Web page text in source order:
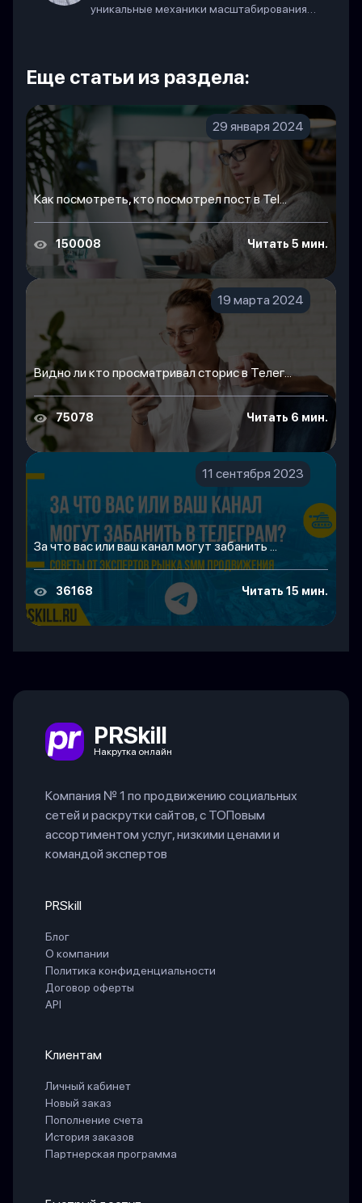
уникальные механики масштабирования
Еще статьи из раздела:
29 января 2024
Как посмотреть, кто посмотрел пост в Tel...
150008 Читать 5 мин.
19 марта 2024
Видно ли кто просматривал сторис в Телег...
75078 Читать 6 мин.
11 сентября 2023
За что вас или ваш канал могут забанить ...
36168 Читать 15 мин.
PRSkill
Накрутка онлайн
Компания № 1 по продвижению социальных
сетей и раскрутки сайтов, с ТОПовым
ассортиментом услуг, низкими ценами и
командой экспертов
PRSkill
Блог
О компании
Политика конфиденциальности
Договор оферты
API
Клиентам
Личный кабинет
Новый заказ
Пополнение счета
История заказов
Партнерская программа